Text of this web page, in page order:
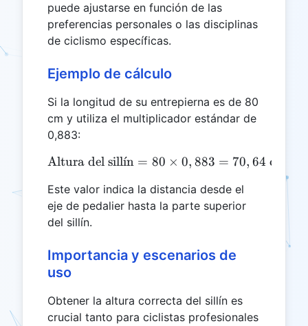
puede ajustarse en función de las
preferencias personales o las disciplinas
de ciclismo específicas.
Ejemplo de cálculo
Si la longitud de su entrepierna es de 80
cm y utiliza el multiplicador estándar de
0,883:
\text{Altura del sillín} =
Altura del sillı
ˊn = 80 × 0, 883 = 70, 64 cm
Este valor indica la distancia desde el
eje de pedalier hasta la parte superior
del sillín.
Importancia y escenarios de
uso
Obtener la altura correcta del sillín es
crucial tanto para ciclistas profesionales